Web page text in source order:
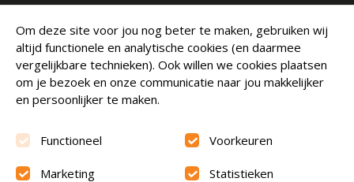
Meld je aan voor onze nieuwsbrief
E-mailadres
Abonneer
Beoordeling9.6
Om deze site voor jou nog beter te maken, gebruiken wij
altijd functionele en analytische cookies (en daarmee
vergelijkbare technieken). Ook willen we cookies plaatsen
om je bezoek en onze communicatie naar jou makkelijker
en persoonlijker te maken.
Functioneel Voorkeuren
Marketing Statistieken